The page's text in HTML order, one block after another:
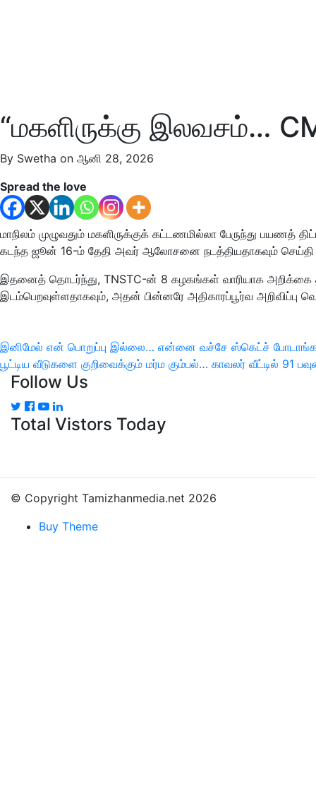
“மகளிருக்கு இலவசம்…
By Swetha on ஆனி 28, 2026
Spread the love
மாநிலம் முழுவதும் மகளிருக்குக் கட்டணமில்லா பேருந்து பயணத்
கடந்த ஜூன் 16-ம் தேதி அவர் ஆலோசனை நடத்தியதாகவும் செய்தி
இதனைத் தொடர்ந்து, TNSTC-ன் 8 கழகங்கள் வாரியாக அறிக்கை
இடம்பெறவுள்ளதாகவும், அதன் பின்னரே அதிகாரப்பூர்வ அறிவிப்பு
இடுகை
பட்டியல்
Previous
Post
இனிமேல் என் பொறுப்பு இல்லை… என்னை வச்சே ஸ்கெட்ச்
Next
Post
பூட்டிய வீடுகளை குறிவைக்கும் மர்ம கும்பல்… காவலர் வீட்டில்
Follow Us
Total Vistors Today
© Copyright Tamizhanmedia.net 2026
Buy Theme